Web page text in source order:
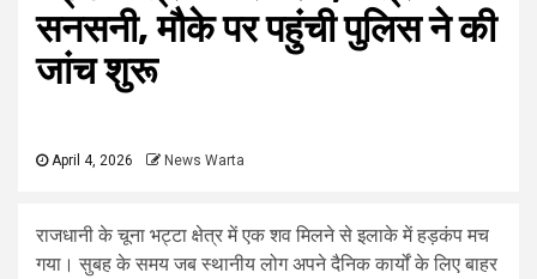
सनसनी, मौके पर पहुंची पुलिस ने की
जांच शुरू
April 4, 2026 News Warta
राजधानी के चूना भट्टा क्षेत्र में एक शव मिलने से इलाके में हड़कंप मच
गया। सुबह के समय जब स्थानीय लोग अपने दैनिक कार्यों के लिए बाहर